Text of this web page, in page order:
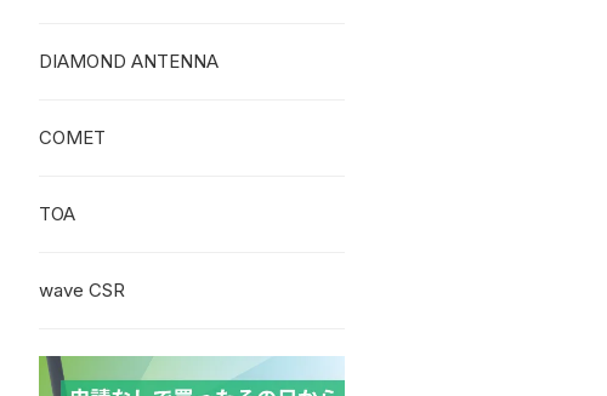
DIAMOND ANTENNA
COMET
TOA
wave CSR